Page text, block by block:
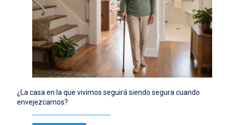
¿La casa en la que vivimos seguirá siendo segura cuando
envejezcamos?